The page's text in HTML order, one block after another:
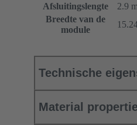
Afsluitingslengte
2.9
Breedte van de
module
Technische
Material